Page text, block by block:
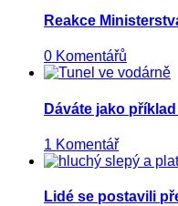
Reakce
0 Komentářů
Dáváte jako
1 Komentář
Lidé se postavili